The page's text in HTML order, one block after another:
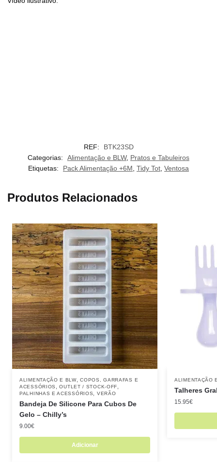
REF:
BTK23SD
Categorias:
Alimentação e BLW, Pratos e Tabuleiros
Etiquetas:
Pack Alimentação +6M, Tidy Tot, Ventosa
Produtos Relacionados
ALIMENTAÇÃO E BLW,COPOS, GARRAFAS E
ACESSÓRIOS ,OUTLET / STOCK-OFF,
PALHINHAS E ACESSÓRIOS, VERÃO
Bandeja De Silicone Para Cubos De
Gelo – Chilly’s
9.00€
Adicionar
ALIMENTAÇÃO
Talheres
15.95€